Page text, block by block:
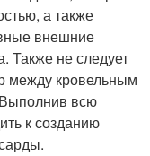
а также
внешние
Также не следует
между кровельным
всю
к созданию